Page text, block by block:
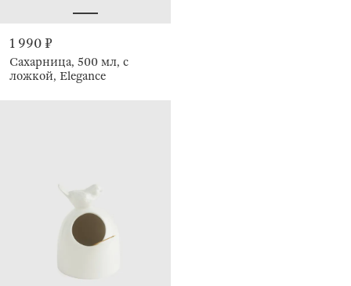
1 990 ₽
Сахарница, 500 мл, с
ложкой, Elegance